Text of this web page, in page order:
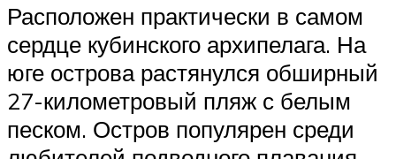
Расположен практически в самом
сердце кубинского архипелага. На
юге острова растянулся обширный
27-километровый пляж с белым
песком. Остров популярен среди